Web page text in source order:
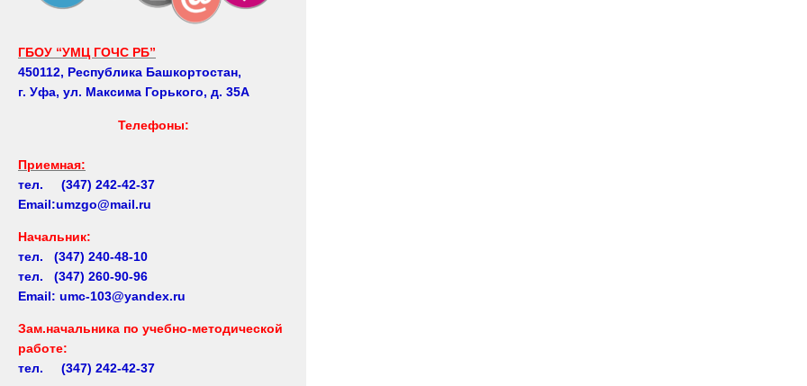
ГБОУ “УМЦ ГОЧС РБ”
450112, Республика Башкортостан,
г. Уфа, ул. Максима Горького, д. 35А
Телефоны:
Приемная:
тел. (347) 242-42-37
Email:umzgo@mail.ru
Начальник:
тел. (347) 240-48-10
тел. (347) 260-90-96
Email: umc-103@yandex.ru
Зам.начальника по учебно-методической
работе:
тел. (347) 242-42-37